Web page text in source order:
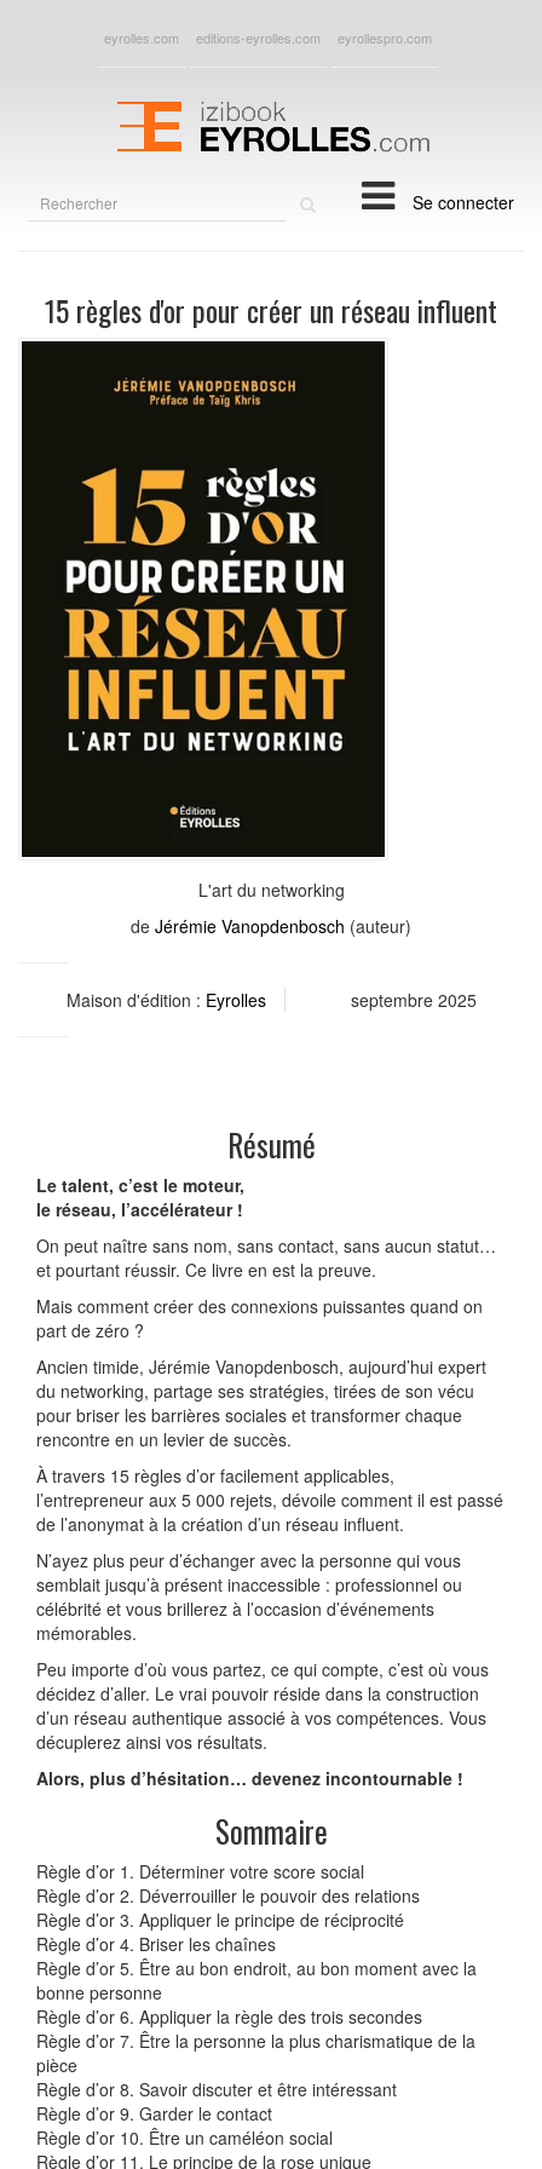
eyrolles.com editions-eyrolles.com eyrollespro.com
Se connecter
15 règles d'or pour créer un réseau influent
L'art du networking
de Jérémie Vanopdenbosch (auteur)
Maison d'édition : Eyrolles septembre 2025
Résumé
Le talent, c’est le moteur,
le réseau, l’accélérateur !
On peut naître sans nom, sans contact, sans aucun statut…
et pourtant réussir. Ce livre en est la preuve.
Mais comment créer des connexions puissantes quand on
part de zéro ?
Ancien timide, Jérémie Vanopdenbosch, aujourd’hui expert
du networking, partage ses stratégies, tirées de son vécu
pour briser les barrières sociales et transformer chaque
rencontre en un levier de succès.
À travers 15 règles d’or facilement applicables,
l’entrepreneur aux 5 000 rejets, dévoile comment il est passé
de l’anonymat à la création d’un réseau influent.
N’ayez plus peur d’échanger avec la personne qui vous
semblait jusqu’à présent inaccessible : professionnel ou
célébrité et vous brillerez à l’occasion d’événements
mémorables.
Peu importe d’où vous partez, ce qui compte, c’est où vous
décidez d’aller. Le vrai pouvoir réside dans la construction
d’un réseau authentique associé à vos compétences. Vous
décuplerez ainsi vos résultats.
Alors, plus d’hésitation… devenez incontournable !
Sommaire
Règle d’or 1. Déterminer votre score social
Règle d’or 2. Déverrouiller le pouvoir des relations
Règle d’or 3. Appliquer le principe de réciprocité
Règle d’or 4. Briser les chaînes
Règle d’or 5. Être au bon endroit, au bon moment avec la
bonne personne
Règle d’or 6. Appliquer la règle des trois secondes
Règle d’or 7. Être la personne la plus charismatique de la
pièce
Règle d’or 8. Savoir discuter et être intéressant
Règle d’or 9. Garder le contact
Règle d’or 10. Être un caméléon social
Règle d’or 11. Le principe de la rose unique